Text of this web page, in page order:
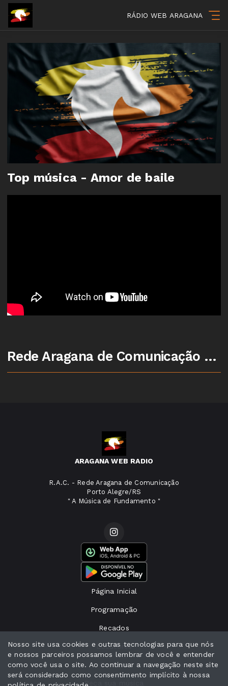
RÁDIO WEB ARAGANA
Top música - Amor de baile
Rede Aragana de Comunicação - Porto Alegre/RS
ARAGANA WEB RADIO
R.A.C. - Rede Aragana de Comunicação
Porto Alegre/RS
" A Música de Fundamento "
Página Inicial
Programação
Recados
Locutores
Contato
Peça sua música
Nosso site usa cookies e outras tecnologias para que nós
e nossos parceiros possamos lembrar de você e entender
como você usa o site. Ao continuar a navegação neste site
será considerado como consentimento implícito à nossa